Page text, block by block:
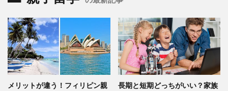
メリットが違う！フィリピン親
長期と短期どっちがいい？家族